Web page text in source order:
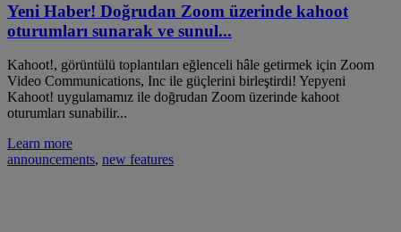
Yeni Haber! Doğrudan Zoom üzerinde kahoot
oturumları sunarak ve sunul...
Kahoot!, görüntülü toplantıları eğlenceli hâle getirmek için Zoom
Video Communications, Inc ile güçlerini birleştirdi! Yepyeni
Kahoot! uygulamamız ile doğrudan Zoom üzerinde kahoot
oturumları sunabilir...
Learn more
announcements, new features